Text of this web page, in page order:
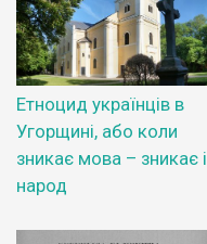
Етноцид українців в
Угорщині, або коли
зникає мова – зникає і
народ